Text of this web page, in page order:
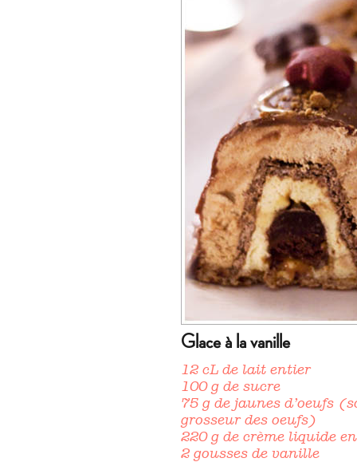
Glace à la vanille
12 cL de lait entier
100 g de sucre
75 g de jaunes d’oeufs
grosseur des oeufs)
220 g de crème liquide
2 gousses de vanille